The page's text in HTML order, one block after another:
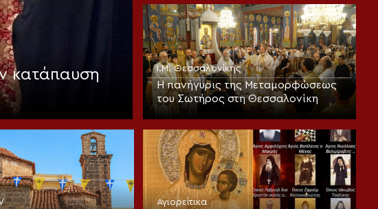
κατάπαυση
πνευματικά»
Ι.Μ. Θεσσαλονίκης
Η πανήγυρις της Μεταμορφώσεως
του Σωτήρος στη Θεσσαλονίκη
Αγιορείτικα